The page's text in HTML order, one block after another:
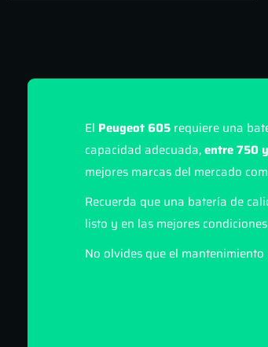
El Peugeot 605 requiere una
capacidad adecuada,entre 750
mejores marcas del mercado
Recuerda que una batería de
listo y en las mejores
No olvides que el